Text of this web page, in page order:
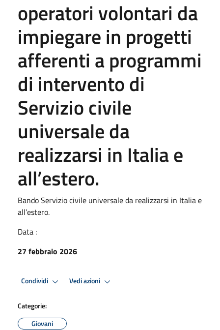
operatori volontari da
impiegare in progetti
afferenti a programmi
di intervento di
Servizio civile
universale da
realizzarsi in Italia e
all’estero.
Bando Servizio civile universale da realizzarsi in Italia e
all’estero.
Data :
27 febbraio 2026
Condividi Vedi azioni
Categorie:
Giovani